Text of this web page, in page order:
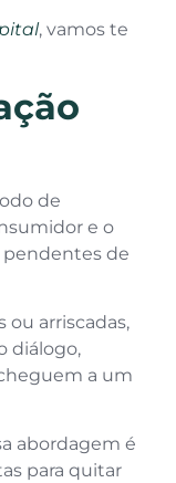
, vamos te
de
e o
pendentes de
ou arriscadas,
diálogo,
a um
abordagem é
para quitar